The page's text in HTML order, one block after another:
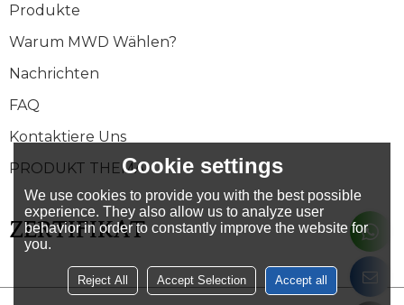
Produkte
Warum MWD Wählen?
Nachrichten
FAQ
Kontaktiere Uns
PRODUKT THEMA
ZERTIFIKAT
Cookie settings
We use cookies to provide you with the best possible
experience. They also allow us to analyze user
behavior in order to constantly improve the website for
you.
Reject All Accept Selection Accept all